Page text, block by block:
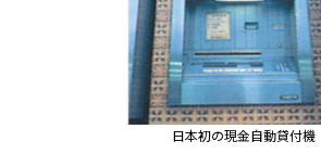
日本初の現金自動貸付機